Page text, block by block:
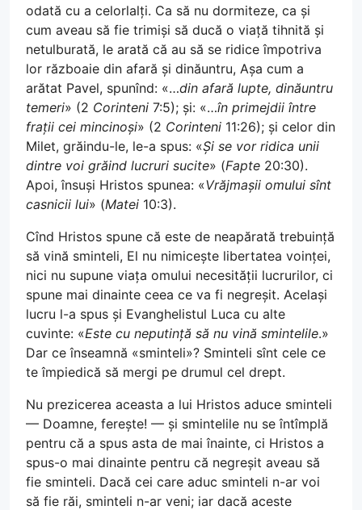
odată cu a celorlalți. Ca să nu dormiteze, ca și
cum aveau să fie trimiși să ducă o viață tihnită și
netulburată, le arată că au să se ridice împotriva
lor războaie din afară și dinăuntru, Așa cum a
arătat Pavel, spunînd: «…din afară lupte, dinăuntru
temeri» (2 Corinteni 7:5); și: «…în primejdii între
frații cei mincinoși» (2 Corinteni 11:26); și celor din
Milet, grăindu-le, le-a spus: «Și se vor ridica unii
dintre voi grăind lucruri sucite» (Fapte 20:30).
Apoi, însuși Hristos spunea: «Vrăjmașii omului sînt
casnicii lui» (Matei 10:3).
Cînd Hristos spune că este de neapărată trebuință
să vină sminteli, El nu nimicește libertatea voinței,
nici nu supune viața omului necesității lucrurilor, ci
spune mai dinainte ceea ce va fi negreșit. Același
lucru l-a spus și Evanghelistul Luca cu alte
cuvinte: «Este cu neputință să nu vină smintelile.»
Dar ce înseamnă «sminteli»? Sminteli sînt cele ce
te împiedică să mergi pe drumul cel drept.
Nu prezicerea aceasta a lui Hristos aduce sminteli
— Doamne, ferește! — și smintelile nu se întîmplă
pentru că a spus asta de mai înainte, ci Hristos a
spus-o mai dinainte pentru că negreșit aveau să
fie sminteli. Dacă cei care aduc sminteli n-ar voi
să fie răi, sminteli n-ar veni; iar dacă aceste